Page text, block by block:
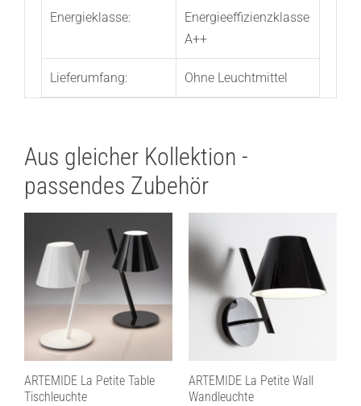
Energieklasse:
Energieeffizienzklasse
A++
Lieferumfang: Ohne Leuchtmittel
Aus gleicher Kollektion -
passendes Zubehör
ARTEMIDE La Petite Table
Tischleuchte
ARTEMIDE La Petite Wall
Wandleuchte